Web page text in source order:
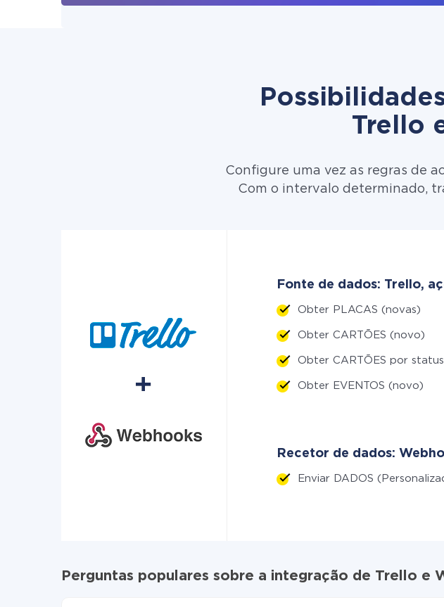
Trello
Configure uma vez as regras de
Com o intervalo determinado,
Fonte de dados: Trello,
Obter PLACAS (novas)
Obter CARTÕES (novo)
Obter CARTÕES por
Obter EVENTOS (novo)
Recetor de dados:
Enviar DADOS
Perguntas populares sobre a integração de Trello e